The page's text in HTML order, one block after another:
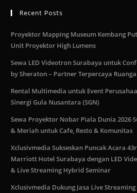
Recent Posts
Proyektor Mapping Museum Kembang
Unit Proyektor High Lumens
Sewa LED Videotron Surabaya untuk
by Sheraton – Partner Terpercaya
Rental Multimedia untuk Event
Sinergi Gula Nusantara (SGN)
Sewa Proyektor Nobar Piala Dunia 2026
& Meriah untuk Cafe, Resto & Komunitas
Xclusivmedia Sukseskan Puncak Acara
Marriott Hotel Surabaya dengan LED
& Live Streaming Hybrid Seminar
Xclusivmedia Dukung Jasa Live